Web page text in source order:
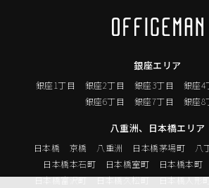
銀座エリア
銀座1丁目 銀座2丁目 銀座3丁目 銀座4
銀座6丁目
銀座7丁目 銀座8
八重洲、日本橋エリア
日本橋 京橋 八重洲 日本橋茅場町 八
日本橋本石町
日本橋室町 日本橋本町
日本橋富沢町
日本橋久松町 日本橋人形